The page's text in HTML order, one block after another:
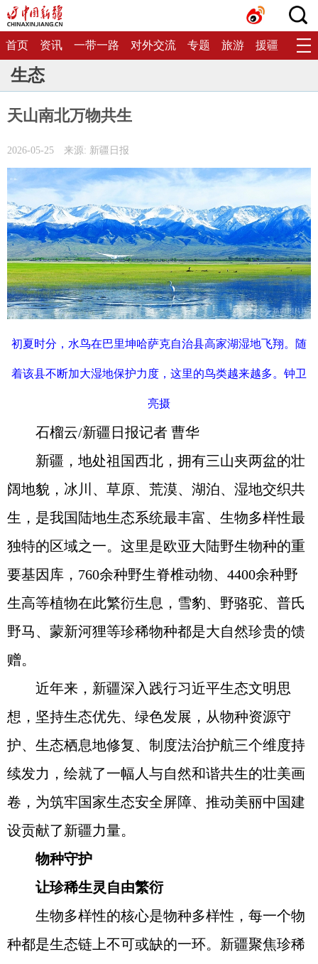
首页 资讯 一带一路 对外交流 专题 旅游 援疆 生态
生态
天山南北万物共生
2026-05-25 来源: 新疆日报
初夏时分，水鸟在巴里坤哈萨克自治县高家湖湿地飞翔。随
着该县不断加大湿地保护力度，这里的鸟类越来越多。钟卫
亮摄
石榴云/新疆日报记者 曹华
新疆，地处祖国西北，拥有三山夹两盆的壮
阔地貌，冰川、草原、荒漠、湖泊、湿地交织共
生，是我国陆地生态系统最丰富、生物多样性最
独特的区域之一。这里是欧亚大陆野生物种的重
要基因库，760余种野生脊椎动物、4400余种野
生高等植物在此繁衍生息，雪豹、野骆驼、普氏
野马、蒙新河狸等珍稀物种都是大自然珍贵的馈
赠。
近年来，新疆深入践行习近平生态文明思
想，坚持生态优先、绿色发展，从物种资源守
护、生态栖息地修复、制度法治护航三个维度持
续发力，绘就了一幅人与自然和谐共生的壮美画
卷，为筑牢国家生态安全屏障、推动美丽中国建
设贡献了新疆力量。
物种守护
让珍稀生灵自由繁衍
生物多样性的核心是物种多样性，每一个物
种都是生态链上不可或缺的一环。新疆聚焦珍稀